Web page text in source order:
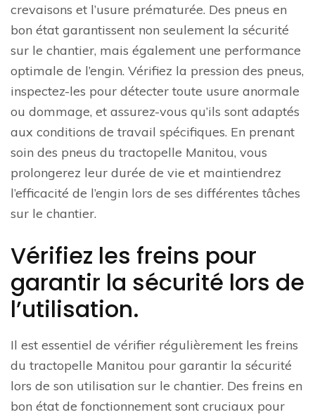
crevaisons et l’usure prématurée. Des pneus en
bon état garantissent non seulement la sécurité
sur le chantier, mais également une performance
optimale de l’engin. Vérifiez la pression des pneus,
inspectez-les pour détecter toute usure anormale
ou dommage, et assurez-vous qu’ils sont adaptés
aux conditions de travail spécifiques. En prenant
soin des pneus du tractopelle Manitou, vous
prolongerez leur durée de vie et maintiendrez
l’efficacité de l’engin lors de ses différentes tâches
sur le chantier.
Vérifiez les freins pour
garantir la sécurité lors de
l’utilisation.
Il est essentiel de vérifier régulièrement les freins
du tractopelle Manitou pour garantir la sécurité
lors de son utilisation sur le chantier. Des freins en
bon état de fonctionnement sont cruciaux pour